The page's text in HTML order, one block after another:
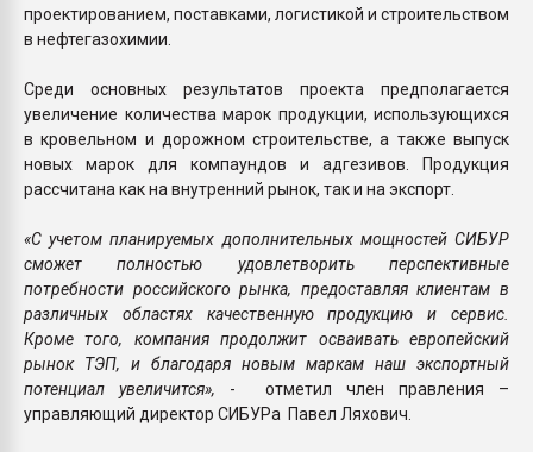
проектированием, поставками, логистикой и строительством
в нефтегазохимии.
Среди основных результатов проекта предполагается
увеличение количества марок продукции, использующихся
в кровельном и дорожном строительстве, а также выпуск
новых марок для компаундов и адгезивов. Продукция
рассчитана как на внутренний рынок, так и на экспорт.
«С учетом планируемых дополнительных мощностей СИБУР
сможет полностью удовлетворить перспективные
потребности российского рынка, предоставляя клиентам в
различных областях качественную продукцию и сервис.
Кроме того, компания продолжит осваивать европейский
рынок ТЭП, и благодаря новым маркам наш экспортный
потенциал увеличится», - отметил член правления –
управляющий директор СИБУРа Павел Ляхович.